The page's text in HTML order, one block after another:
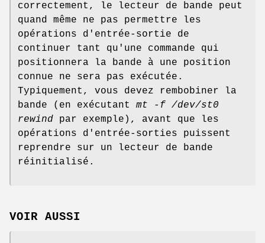
correctement, le lecteur de bande peut
quand même ne pas permettre les
opérations d'entrée-sortie de
continuer tant qu'une commande qui
positionnera la bande à une position
connue ne sera pas exécutée.
Typiquement, vous devez rembobiner la
bande (en exécutant mt -f /dev/st0
rewind par exemple), avant que les
opérations d'entrée-sorties puissent
reprendre sur un lecteur de bande
réinitialisé.
VOIR AUSSI